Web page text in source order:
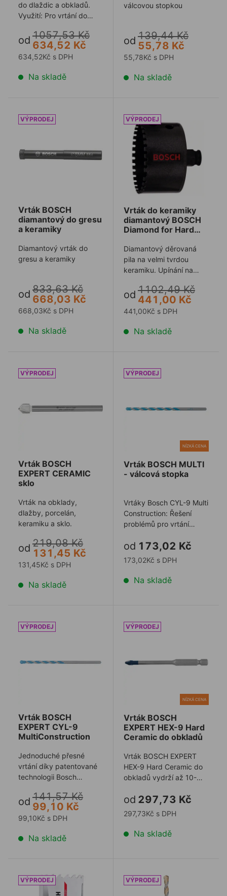
do dlaždic a obkladů.
Využití: Pro vrtání do
materiálů, ...
od 1057,53 Kč
634,52 Kč
634,52Kč s DPH
Na skladě
válcovou stopkou
od 139,44 Kč
55,78 Kč
55,78Kč s DPH
Na skladě
Vrták BOSCH diamantový do gresu a keramiky
Vrták BOSCH
diamantový do gresu
a keramiky
Diamantový vrták do
gresu a keramiky
od 833,63 Kč
668,03 Kč
668,03Kč s DPH
Na skladě
Vrták do keramiky
Vrták do keramiky
diamantový BOSCH
Diamond for Hard
Diamantový děrovaná
pila na velmi tvrdou
keramiku. Upínání na
od 1102,49 Kč
441,00 Kč
441,00Kč s DPH
Na skladě
Vrták BOSCH EXPERT CERAMIC sklo
Vrták BOSCH
EXPERT CERAMIC
sklo
Vrták na obklady,
dlažby, porcelán,
keramiku a sklo.
od 219,08 Kč
131,45 Kč
131,45Kč s DPH
Na skladě
Vrták BOSCH MULTI -
NÍZKÁ CENA
Vrták BOSCH MULTI
- válcová stopka
Vrtáky Bosch CYL-9 Multi
Construction: Řešení
problémů pro vrtání
materiálů.
od 173,02 Kč
173,02Kč s DPH
Na skladě
Vrták BOSCH EXPERT CYL-9 MultiConstruction
Vrták BOSCH
EXPERT CYL-9
MultiConstruction
Jednoduché přesné
vrtání díky patentované
technologii Bosch
Velice přesné vrtání ...
od 141,57 Kč
99,10 Kč
99,10Kč s DPH
Na skladě
Vrták BOSCH EXPERT
NÍZKÁ CENA
Vrták BOSCH
EXPERT HEX-9 Hard
Ceramic do obkladů
Vrták BOSCH EXPERT
HEX-9 Hard Ceramic do
obkladů vydrží až 10-
než standardní vrták na
obkl ...
od 297,73 Kč
297,73Kč s DPH
Na skladě
Korunka BOSCH 102mm ENDURANCE na tvrdé kovy
Vrták BOSCH centrovací